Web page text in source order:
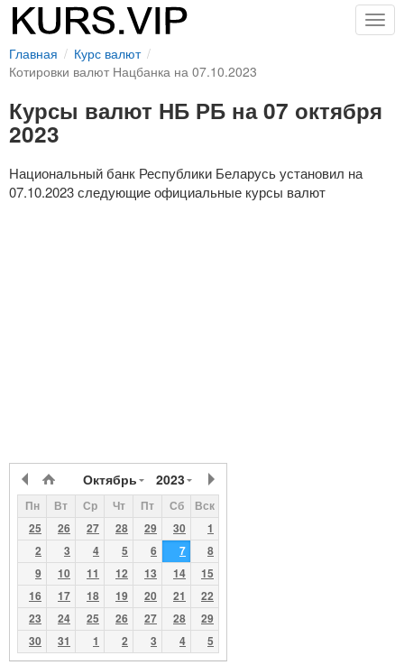
Главная
Курс валют
Котировки валют Нацбанка на 07.10.2023
Курсы валют НБ РБ на 07 октября
2023
Национальный банк Республики Беларусь установил на
07.10.2023 следующие официальные курсы валют
Октябрь 2023
Пн Вт Ср Чт Пт Сб
Вск
25
26 27 28 29 30
1
2
3 4 5 6 7
8
9
10 11 12 13 14
15
16
17 18 19 20 21
22
23
24 25 26 27 28
29
30
31 1 2 3 4 5